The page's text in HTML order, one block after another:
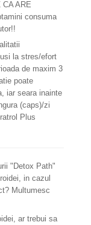
ARE
consuma
la stres/efort
de maxim 3
poate
iar seara inainte
(caps)/zi
Plus
"Detox Path"
in cazul
Multumesc
ar trebui sa